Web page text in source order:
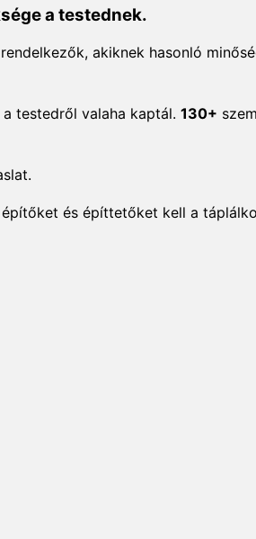
a testednek.
akiknek hasonló
testedről valaha kaptál. 130+
és építtetőket kell a